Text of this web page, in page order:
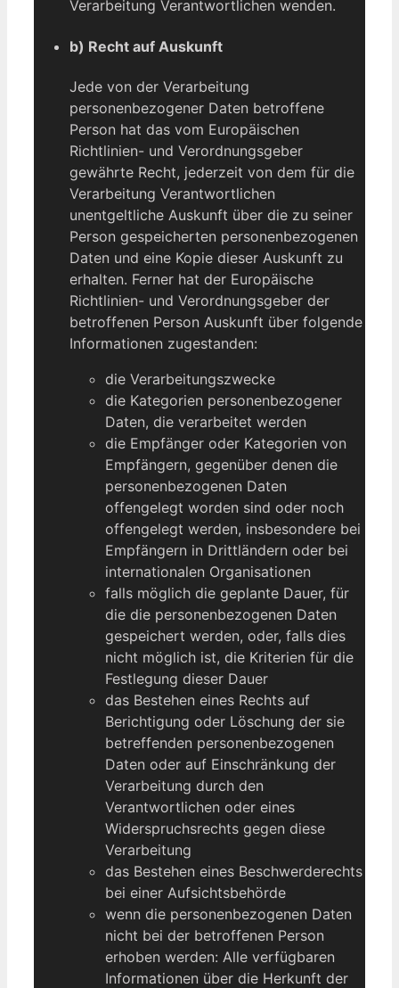
Verarbeitung Verantwortlichen wenden.
b) Recht auf Auskunft
Jede von der Verarbeitung
personenbezogener Daten betroffene
Person hat das vom Europäischen
Richtlinien- und Verordnungsgeber
gewährte Recht, jederzeit von dem für die
Verarbeitung Verantwortlichen
unentgeltliche Auskunft über die zu seiner
Person gespeicherten personenbezogenen
Daten und eine Kopie dieser Auskunft zu
erhalten. Ferner hat der Europäische
Richtlinien- und Verordnungsgeber der
betroffenen Person Auskunft über folgende
Informationen zugestanden:
die Verarbeitungszwecke
die Kategorien personenbezogener
Daten, die verarbeitet werden
die Empfänger oder Kategorien von
Empfängern, gegenüber denen die
personenbezogenen Daten
offengelegt worden sind oder noch
offengelegt werden, insbesondere bei
Empfängern in Drittländern oder bei
internationalen Organisationen
falls möglich die geplante Dauer, für
die die personenbezogenen Daten
gespeichert werden, oder, falls dies
nicht möglich ist, die Kriterien für die
Festlegung dieser Dauer
das Bestehen eines Rechts auf
Berichtigung oder Löschung der sie
betreffenden personenbezogenen
Daten oder auf Einschränkung der
Verarbeitung durch den
Verantwortlichen oder eines
Widerspruchsrechts gegen diese
Verarbeitung
das Bestehen eines Beschwerderechts
bei einer Aufsichtsbehörde
wenn die personenbezogenen Daten
nicht bei der betroffenen Person
erhoben werden: Alle verfügbaren
Informationen über die Herkunft der